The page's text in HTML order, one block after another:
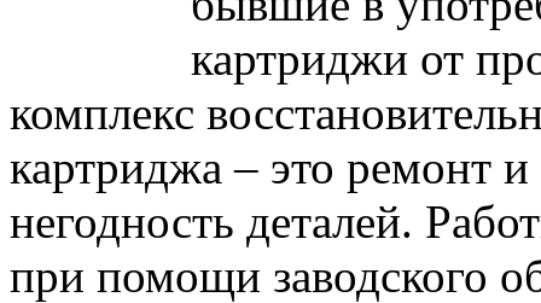
картриджи от
комплекс
картриджа – это ремонт
негодность деталей.
при помощи заводского